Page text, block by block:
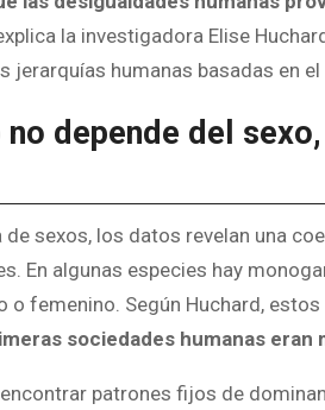
la investigadora Elise
jerarquías humanas basadas en
depende del
de sexos, los datos revelan una
En algunas especies hay
o femenino. Según Huchard,
sociedades humanas eran
patrones fijos de